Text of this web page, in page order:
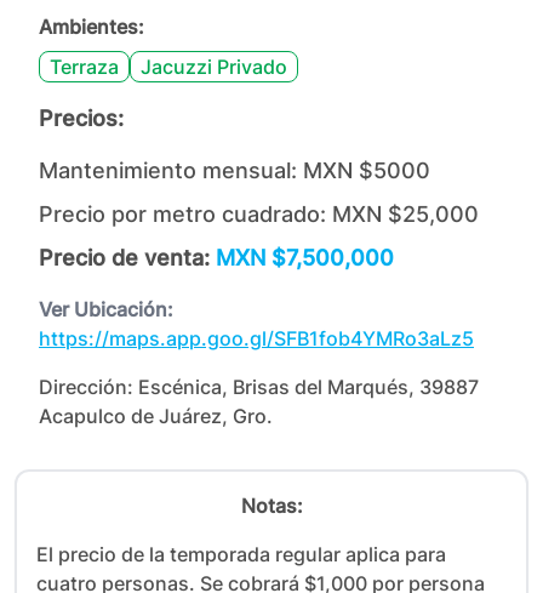
Ambientes:
Terraza
Jacuzzi Privado
Precios:
Mantenimiento mensual: MXN $5000
Precio por metro cuadrado: MXN $25,000
Precio de venta: MXN $7,500,000
Ver Ubicación:
https://maps.app.goo.gl/SFB1fob4YMRo3aLz5
Dirección: Escénica, Brisas del Marqués, 39887
Acapulco de Juárez, Gro.
Notas:
El precio de la temporada regular aplica para
cuatro personas. Se cobrará $1,000 por persona